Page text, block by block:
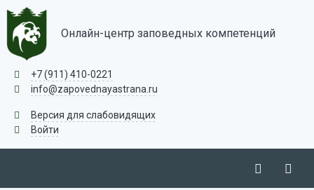
Онлайн-центр заповедных компетенций
+7 (911) 410-0221
info@zapovednayastrana.ru
Версия для слабовидящих
Войти